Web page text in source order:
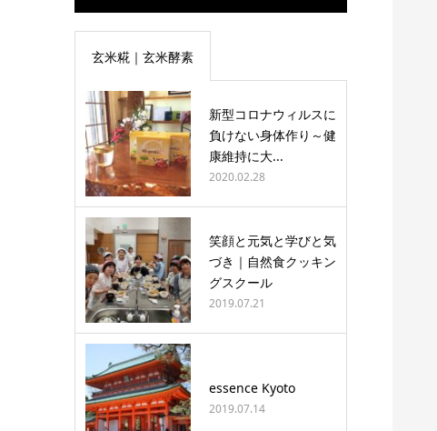
玄米糀｜玄米酵素
新型コロナウィルスに
負けない身体作り～健
康維持に大...
2020.02.28
笑顔と元気と学びと気
づき｜自然食クッキン
グスクール
2019.07.21
essence Kyoto
2019.07.14